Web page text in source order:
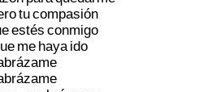
tucompasión
estés conmigo
me haya ido